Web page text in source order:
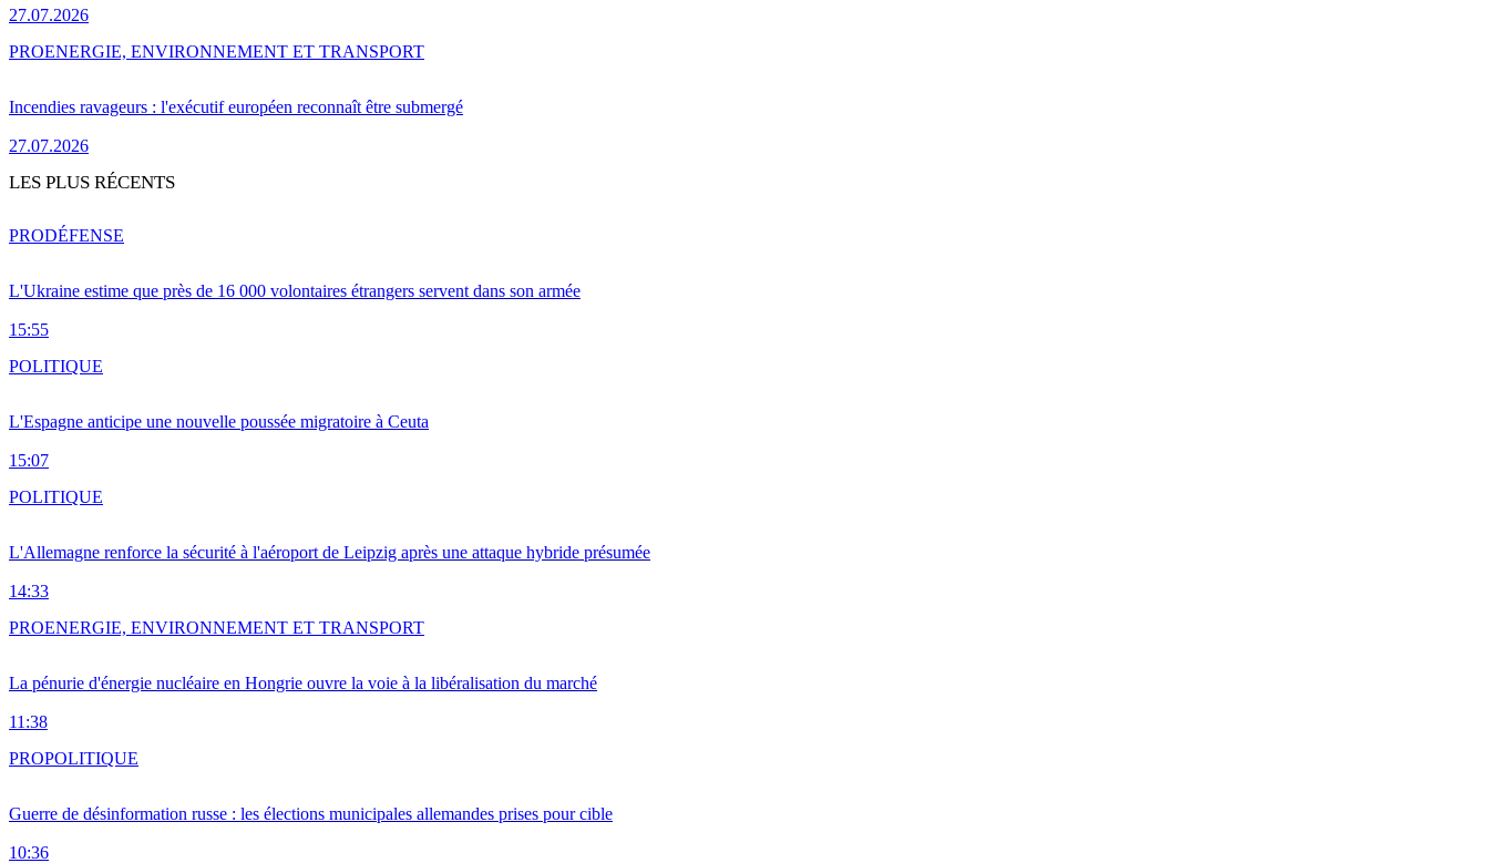
27.07.2026
Incendies ravageurs : l'exécutif européen reconnaît être submergé
27.07.2026
PROENERGIE, ENVIRONNEMENT ET TRANSPORT
LES PLUS RÉCENTS
L'Ukraine estime que près de 16 000 volontaires étrangers servent dans son armée
15:55
PRODÉFENSE
L'Espagne anticipe une nouvelle poussée migratoire à Ceuta
15:07
POLITIQUE
L'Allemagne renforce la sécurité à l'aéroport de Leipzig après une attaque hybride présumée
14:33
POLITIQUE
La pénurie d'énergie nucléaire en Hongrie ouvre la voie à la libéralisation du marché
11:38
PROENERGIE, ENVIRONNEMENT ET TRANSPORT
Guerre de désinformation russe : les élections municipales allemandes prises pour cible
10:36
PROPOLITIQUE